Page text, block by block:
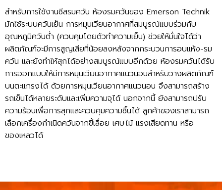
สำหรับการใช้งานชีสรมควัน ห้องรมควันของ Emerson Technik
มักใช้ระบบควันเย็น การหมุนเวียนอากาศที่สมบูรณ์แบบร่วมกับ
อุณหภูมิควันต่ำ (ควบคุมโดยตัวทำความเย็น) ช่วยให้มั่นใจได้ว่า
ผลิตภัณฑ์จะมีการสูญเสียที่น้อยลงหลังจากกระบวนการอบแห้ง-รม
ควัน และยังทำให้สุกได้อย่างสมบูรณ์แบบอีกด้วย ห้องรมควันได้รับ
การออกแบบให้มีการหมุนเวียนอากาศแนวนอนสำหรับวางผลิตภัณฑ์
บนตะแกรงได้ ด้วยการหมุนเวียนอากาศแนวนอน จึงสามารถสร้าง
รถเข็นได้หลายระดับและเพิ่มความจุได้ นอกจากนี้ ยังสามารถปรับ
ความร้อนเพื่อการสุกและควบคุมความชื้นได้ ลูกค้าของเราสามารถ
เลือกเครื่องกำเนิดควันจากขี้เลื่อย เศษไม้ แรงเสียดทาน หรือ
ของเหลวได้